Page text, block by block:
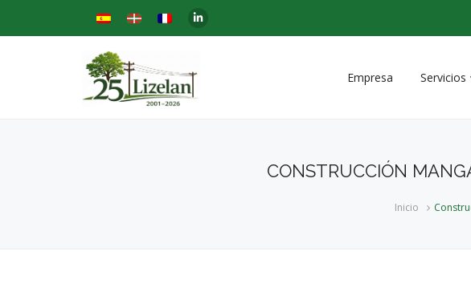
Empresa Servicios
Obras y
CONSTRUCCIÓN
Inicio